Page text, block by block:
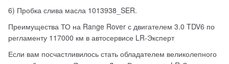
6) Пробка слива масла 1013938_SER.
Преимущества ТО на Range Rover с двигателем 3.0 TDV6 по
регламенту 117000 км в автосервисе LR-Эксперт
Если вам посчастливилось стать обладателем великолепного